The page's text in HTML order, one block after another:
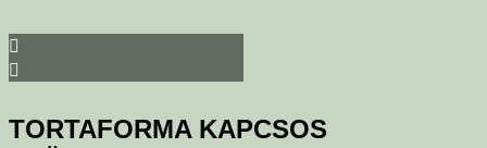
TORTAFORMA KAPCSOS